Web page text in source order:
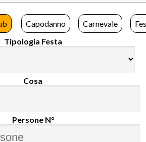
Capodanno Carnevale
Tipologia Festa
Cosa
Persone N°